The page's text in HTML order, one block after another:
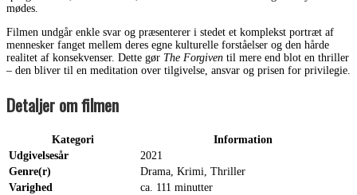
mødes.
Filmen undgår enkle svar og præsenterer i stedet et komplekst portræt af
mennesker fanget mellem deres egne kulturelle forståelser og den hårde
realitet af konsekvenser. Dette gør The Forgiven til mere end blot en thriller
– den bliver til en meditation over tilgivelse, ansvar og prisen for privilegie.
Detaljer om filmen
Kategori
Information
Udgivelsesår
2021
Genre(r)
Drama, Krimi, Thriller
Varighed
ca. 111 minutter